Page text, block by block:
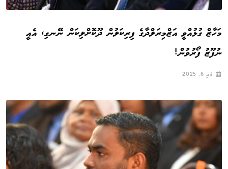
މަހާޒް ގުޅުއްވީ އަޒްމިރަލްދާގެ ފިރިކަލުން ދޫކޮށްލިކަން ނޭނގި، އެއީ
ނުފޫޒު ފޯރުވުން!
މެއި 6, 2025